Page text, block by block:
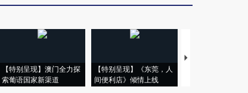
【特别呈现】澳门全力探
索葡语国家新渠道
【特别呈现】《东莞，人
间便利店》倾情上线
【推广】走进第四